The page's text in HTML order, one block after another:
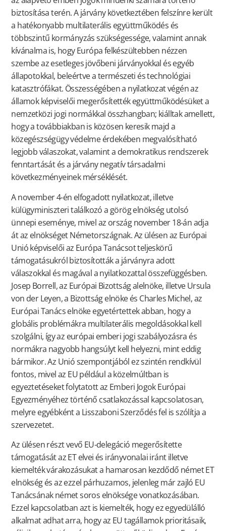
biztosítása terén. A járvány következtében felszínre került
a hatékonyabb multilaterális együttműködés és
többszintű kormányzás szükségessége, valamint annak
kívánalma is, hogy Európa felkészültebben nézzen
szembe az esetleges jövőbeni járványokkal és egyéb
állapotokkal, beleértve a természeti és technológiai
katasztrófákat. Összességében a nyilatkozat végén az
államok képviselői megerősítették együttműködésüket a
nemzetközi jogi normákkal összhangban; kiálltak amellett,
hogy a továbbiakban is közösen keresik majd a
közegészségügy védelme érdekében megvalósítható
legjobb válaszokat, valamint a demokratikus rendszerek
fenntartását és a járvány negatív társadalmi
következményeinek mérséklését.
A november 4-én elfogadott nyilatkozat, illetve
külügyminiszteri találkozó a görög elnökség utolsó
ünnepi eseménye, mivel az ország november 18-án adja
át az elnökséget Németországnak. Az ülésen az Európai
Unió képviselői az Európa Tanácsot teljeskörű
támogatásukról biztosították a járványra adott
válaszokkal és magával a nyilatkozattal összefüggésben.
Josep Borrell, az Európai Bizottság alelnöke, illetve Ursula
von der Leyen, a Bizottság elnöke és Charles Michel, az
Európai Tanács elnöke egyetértettek abban, hogy a
globális problémákra multilaterális megoldásokkal kell
szolgálni, így az európai emberi jogi szabályozásra és
normákra nagyobb hangsúlyt kell helyezni, mint eddig
bármikor. Az Unió szempontjából ez szintén rendkívül
fontos, mivel az EU például a közelmúltban is
egyeztetéseket folytatott az Emberi Jogok Európai
Egyezményéhez történő csatlakozással kapcsolatosan,
melyre egyébként a Lisszaboni Szerződés fel is szólítja a
szervezetet.
Az ülésen részt vevő EU-delegáció megerősítette
támogatását az ET elvei és irányvonalai iránt illetve
kiemelték várakozásukat a hamarosan kezdődő német ET
elnökség és az ezzel párhuzamos, jelenleg már zajló EU
Tanácsának német soros elnöksége vonatkozásában.
Ezzel kapcsolatban azt is kiemelték, hogy ez egyedülálló
alkalmat adhat arra, hogy az EU tagállamok prioritásaik,